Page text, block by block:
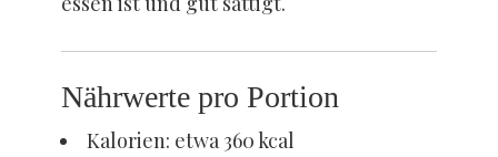
Nährwerte pro Portion
Kalorien: etwa 360 kcal